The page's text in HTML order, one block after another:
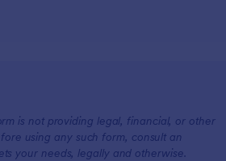
is not providing legal, financial, or other
using any such form, consult an
your needs, legally and otherwise.